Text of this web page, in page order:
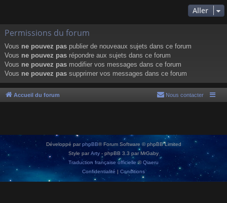
Aller
Permissions du forum
Vous ne pouvez pas publier de nouveaux sujets dans ce forum
Vous ne pouvez pas répondre aux sujets dans ce forum
Vous ne pouvez pas modifier vos messages dans ce forum
Vous ne pouvez pas supprimer vos messages dans ce forum
Accueil du forum Nous contacter
Développé par phpBB® Forum Software © phpBB Limited
Style parArty - phpBB 3.3 par MrGaby
Traduction française officielle ©Qiaeru
Confidentialité | Conditions